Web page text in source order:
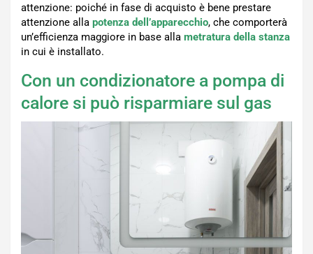
attenzione: poiché in fase di acquisto è bene prestare
attenzione alla potenza dell’apparecchio, che comporterà
un’efficienza maggiore in base alla metratura della stanza
in cui è installato.
Con un condizionatore a pompa di
calore si può risparmiare sul gas